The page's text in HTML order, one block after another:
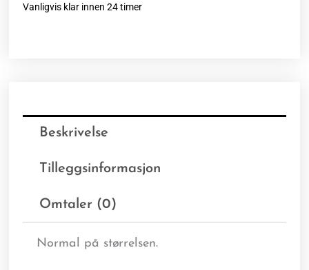
Vanligvis klar innen 24 timer
Beskrivelse
Tilleggsinformasjon
Omtaler (0)
Normal på størrelsen.